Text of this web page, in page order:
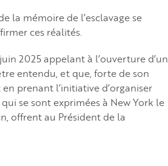
la mémoire de l’esclavage se
ces réalités.
2025 appelant à l’ouverture d’un
entendu, et que, forte de son
prenant l’initiative d’organiser
se sont exprimées à New York le
offrent au Président de la